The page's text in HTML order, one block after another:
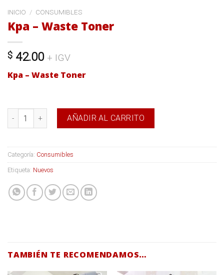
INICIO / CONSUMIBLES
Kpa – Waste Toner
$ 42.00 + IGV
Kpa – Waste Toner
Kpa - Waste Toner cantidadAÑADIR AL CARRITO
Categoría: Consumibles
Etiqueta: Nuevos
TAMBIÉN TE RECOMENDAMOS…